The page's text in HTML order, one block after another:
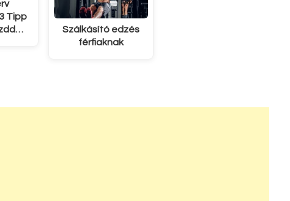
Tipp
Szálkásító edzés
férfiaknak